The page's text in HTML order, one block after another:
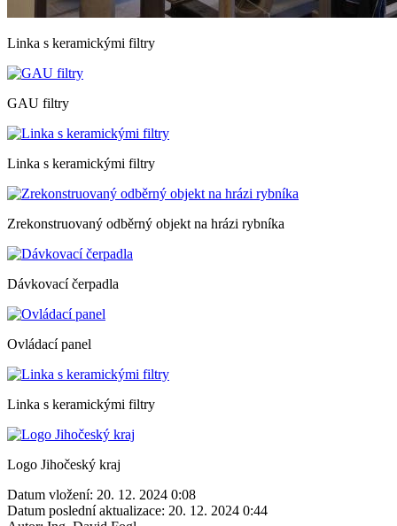
Linka s keramickými filtry
GAU filtry
Linka s keramickými filtry
Zrekonstruovaný odběrný objekt na hrázi rybníka
Dávkovací čerpadla
Ovládací panel
Linka s keramickými filtry
Logo Jihočeský kraj
Datum vložení: 20. 12. 2024 0:08
Datum poslední aktualizace: 20. 12. 2024 0:44